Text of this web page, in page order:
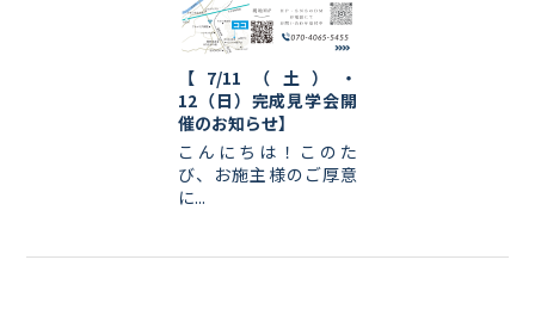
【7/11（土）・
12（日）完成見学会開
催のお知らせ】
こんにちは！このた
び、お施主様のご厚意
に...